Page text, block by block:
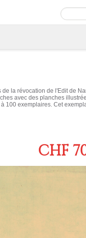
la révocation de l'Edit de
avec des planches
100 exemplaires. Cet
CHF